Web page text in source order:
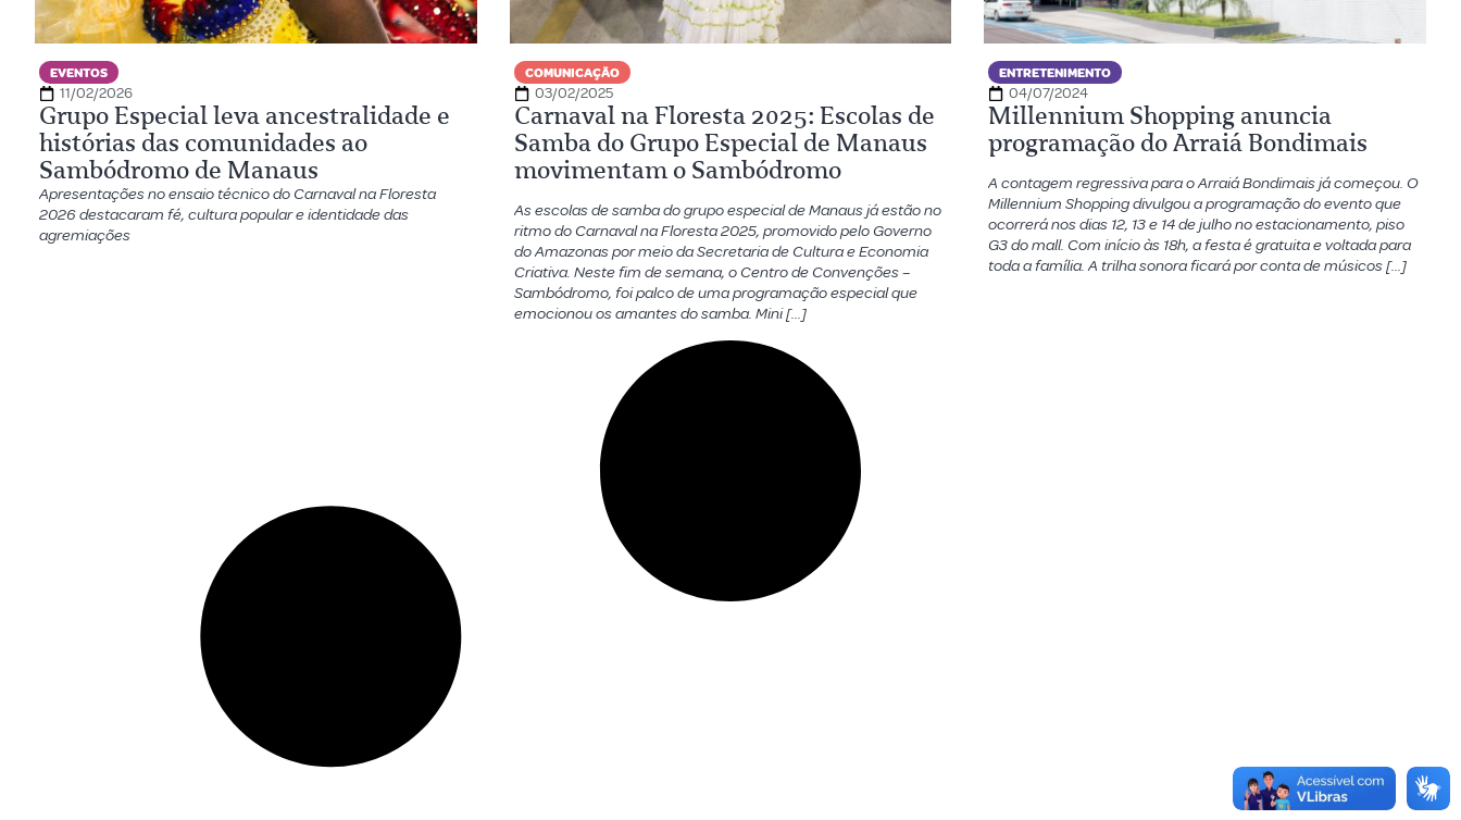
EVENTOS
11/02/2026
Grupo Especial leva ancestralidade e
histórias das comunidades ao
Sambódromo de Manaus
Apresentações no ensaio técnico do Carnaval na Floresta
2026 destacaram fé, cultura popular e identidade das
agremiações
COMUNICAÇÃO
03/02/2025
Carnaval na Floresta 2025: Escolas de
Samba do Grupo Especial de Manaus
movimentam o Sambódromo
As escolas de samba do grupo especial de Manaus já estão no
ritmo do Carnaval na Floresta 2025, promovido pelo Governo
do Amazonas por meio da Secretaria de Cultura e Economia
Criativa. Neste fim de semana, o Centro de Convenções –
Sambódromo, foi palco de uma programação especial que
emocionou os amantes do samba. Mini […]
ENTRETENIMENTO
04/07/2024
Millennium Shopping anuncia
programação do Arraiá Bondimais
A contagem regressiva para o Arraiá Bondimais já começou. O
Millennium Shopping divulgou a programação do evento que
ocorrerá nos dias 12, 13 e 14 de julho no estacionamento, piso
G3 do mall. Com início às 18h, a festa é gratuita e voltada para
toda a família. A trilha sonora ficará por conta de músicos […]